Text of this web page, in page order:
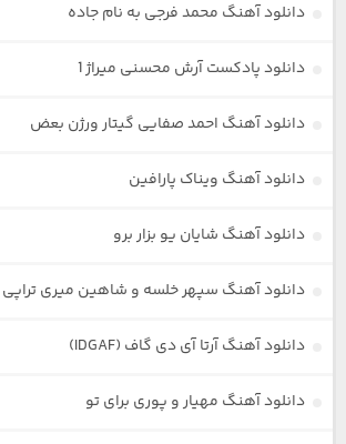
دانلود آهنگ محمد فرجی به نام جاده
دانلود پادکست آرش محسنی میراژ 1
دانلود آهنگ احمد صفایی گیتار ورژن بعض
دانلود آهنگ ویناک پارافین
دانلود آهنگ شایان یو بزار برو
دانلود آهنگ سپهر خلسه و شاهین میری تراپی
دانلود آهنگ آرتا آی دی گاف (IDGAF)
دانلود آهنگ مهیار و پوری برای تو